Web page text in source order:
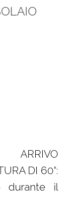
ARRIVO
DI 60°:
durante il